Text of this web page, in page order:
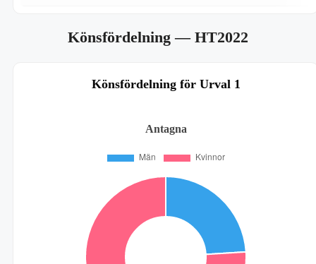
Könsfördelning— HT2022
Könsfördelning för Urval 1
Antagna